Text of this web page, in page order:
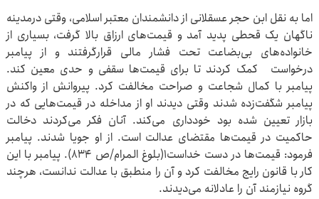
اما به نقل ابن حجر عسقلانی از دانشمندان معتبر اسلامی، وقتی درمدینه
ناگهان یک قحطی پدید آمد و قیمت‌های ارزاق بالا گرفت، بسیاری از
خانواده‌های بی‌بضاعت تحت فشار مالی قرارگرفتند و از پیامبر
درخواست کمک کردند تا برای قیمت‌ها سقفی و حدی معین کند.
پیامبر با کمال شجاعت و صراحت مخالفت کرد. پیروانش از واکنش
پیامبر شگفت‌زده شدند وقتی دیدند او از مداخله در قیمت‌هایی که در
بازار تعیین شده بود خودداری می‌کند. آنان فکر می‌کردند دخالت
حاکمیت در قیمت‌ها مقتضای عدالت است. از او جویا شدند. پیامبر
فرمود:‌ قیمت‌ها در دست خداست۱(بلوغ المرام/ص ۸۳۴). پیامبر با این
کار با قانون رایج مخالفت کرد و آن را منطبق با عدالت ندانست، هرچند
گروه نیازمند آن را عادلانه می‌دیدند.